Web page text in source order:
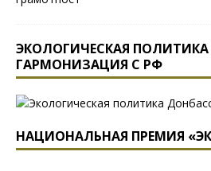
ЭКОЛОГИЧЕСКАЯ
ГАРМОНИЗАЦИЯ С РФ
НАЦИОНАЛЬНАЯ ПРЕМИЯ